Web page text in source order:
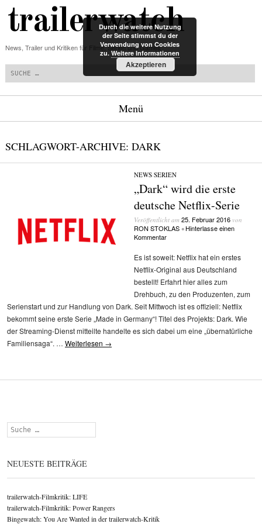
trailerwatch
News, Trailer und Kritiken für Filme, Serien und Games
Menü
SCHLAGWORT-ARCHIVE: DARK
NEWS/SERIEN
„Dark“ wird die erste
deutsche Netflix-Serie
Veröffentlicht am 25. Februar 2016von
RON STOKLAS • Hinterlasse einen
Kommentar
Es ist soweit: Netflix hat ein erstes
Netflix-Original aus Deutschland
bestellt! Erfahrt hier alles zum
Drehbuch, zu den Produzenten, zum
Serienstart und zur Handlung von Dark. Seit Mittwoch ist es offiziell: Netflix
bekommt seine erste Serie „Made in Germany“! Titel des Projekts: Dark. Wie
der Streaming-Dienst mitteilte handelte es sich dabei um eine „übernatürliche
Familiensaga“. … Weiterlesen →
Suchen
NEUESTE BEITRÄGE
trailerwatch-Filmkritik: LIFE
trailerwatch-Filmkritik: Power Rangers
Bingewatch: You Are Wanted in der trailerwatch-Kritik
Durch die weitere Nutzung
der Seite stimmst du der
Verwendung von Cookies
zu. Weitere Informationen
Akzeptieren